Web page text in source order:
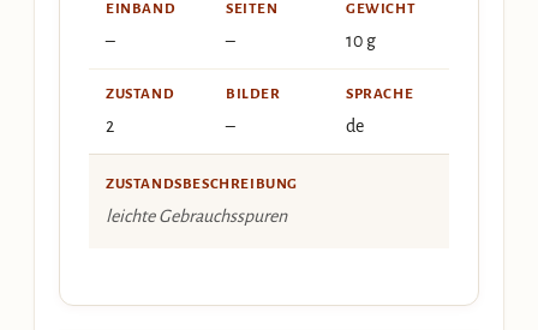
EINBAND
–
SEITEN
–
GEWICHT
10 g
ZUSTAND
2
BILDER
–
SPRACHE
de
ZUSTANDSBESCHREIBUNG
leichte Gebrauchsspuren